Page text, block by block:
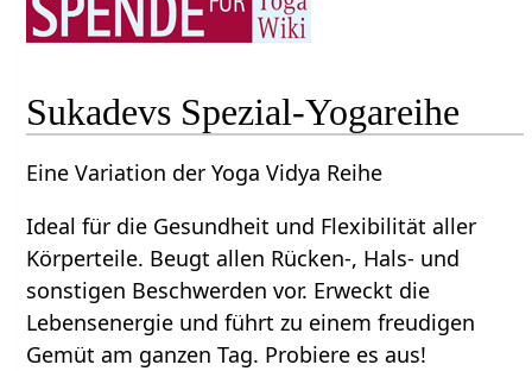
Sukadevs Spezial-Yogareihe
Eine Variation der Yoga Vidya Reihe
Ideal für die Gesundheit und Flexibilität aller
Körperteile. Beugt allen Rücken-, Hals- und
sonstigen Beschwerden vor. Erweckt die
Lebensenergie und führt zu einem freudigen
Gemüt am ganzen Tag. Probiere es aus!